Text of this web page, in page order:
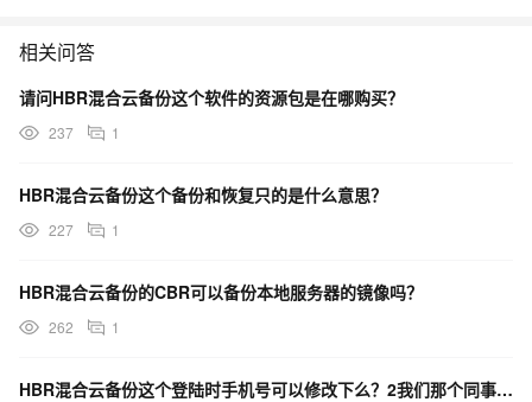
相关问答
请问HBR混合云备份这个软件的资源包是在哪购买？
237 1
HBR混合云备份这个备份和恢复只的是什么意思？
227 1
HBR混合云备份的CBR可以备份本地服务器的镜像吗？
262 1
HBR混合云备份这个登陆时手机号可以修改下么？2我们那个同事离职了，没法联系了？